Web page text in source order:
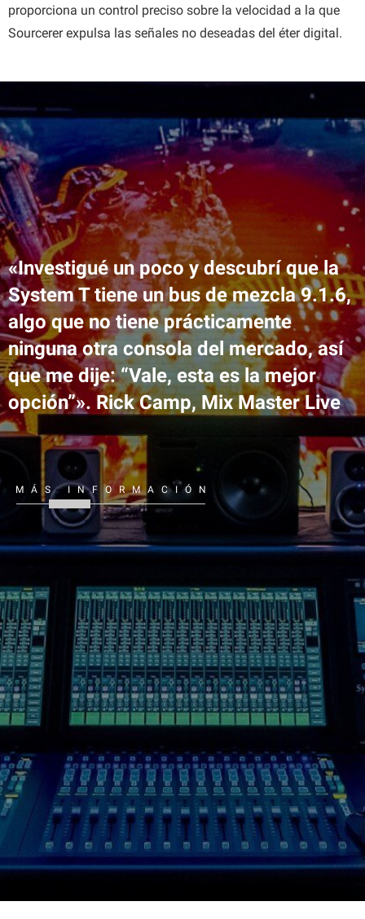
proporciona un control preciso sobre la velocidad a la que
Sourcerer expulsa las señales no deseadas del éter digital.
«Investigué un poco y descubrí que la
System T tiene un bus de mezcla 9.1.6,
algo que no tiene prácticamente
ninguna otra consola del mercado, así
que me dije: “Vale, esta es la mejor
opción”». Rick Camp, Mix Master Live
MÁS INFORMACIÓN